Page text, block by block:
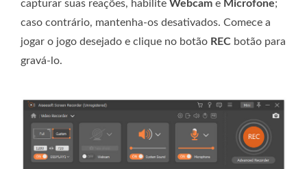
capturar suas reações, habilite Webcam e Microfone;
caso contrário, mantenha-os desativados. Comece a
jogar o jogo desejado e clique no botão REC botão para
gravá-lo.